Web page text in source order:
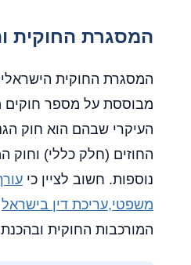
המסגרת החוקית
המסגרת החוקית
מבוססת על מספר חוקים
העיקרי שבהם הוא חוק
החוזים (חלק כללי) וחוק
נוספות. חשוב לציין כי
משפטי,עריכת דין בישראל
המורכבות החוקית